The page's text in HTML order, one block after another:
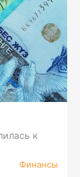
к
Финансы